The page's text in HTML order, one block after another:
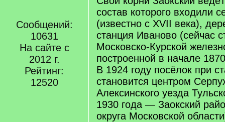
Сообщений:
10631
На сайте с
2012 г.
Рейтинг:
12520
состав которого входили
(известно с XVII века),
станция Иваново (сейчас
Московско-Курской
построенной в начале
В 1924 году посёлок при
становится центром
Алексинского уезда
1930 года — Заокский
округа Московской